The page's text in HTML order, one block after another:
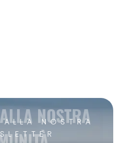
NOSTRA
NOSTRA